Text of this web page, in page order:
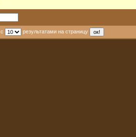
с результатами на страницу